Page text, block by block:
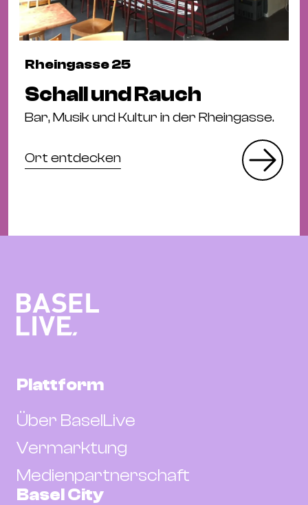
Rheingasse 25
Schall und Rauch
Bar, Musik und Kultur in der Rheingasse.
Ort entdecken
Plattform
Über BaselLive
Vermarktung
Medienpartnerschaft
Basel City